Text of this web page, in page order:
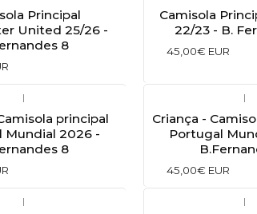
Principal
United 25/26 -
8
Camisola
22/23 - B.
45,00€ EUR
principal
Mundial 2026 -
8
Criança -
Portugal
45,00€ EUR